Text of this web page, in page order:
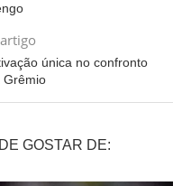
única no confronto
Grêmio
GOSTAR DE: